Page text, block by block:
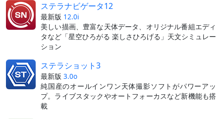
ステラナビゲータ12
最新版 12.0i
美しい描画、豊富な天体データ、オリジナル番組エディ
タなど「星空ひろがる 楽しさひろげる」天文シミュレー
ション
ステラショット3
最新版 3.0o
純国産のオールインワン天体撮影ソフトがパワーアッ
プ。ライブスタックやオートフォーカスなど新機能も搭
載